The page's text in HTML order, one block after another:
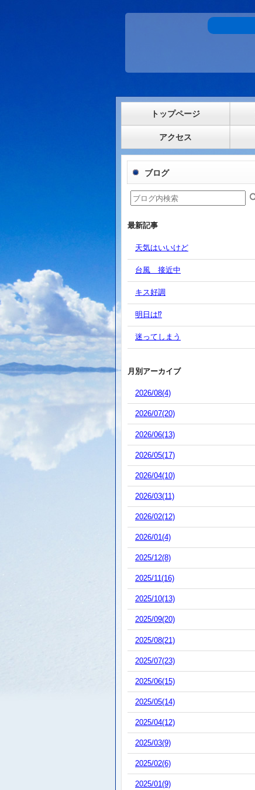
トップページ
アクセス
ブログ
最新記事
天気はいいけど
台風 接近中
キス好調
明日は⁉️
迷ってしまう
月別アーカイブ
2026/08(4)
2026/07(20)
2026/06(13)
2026/05(17)
2026/04(10)
2026/03(11)
2026/02(12)
2026/01(4)
2025/12(8)
2025/11(16)
2025/10(13)
2025/09(20)
2025/08(21)
2025/07(23)
2025/06(15)
2025/05(14)
2025/04(12)
2025/03(9)
2025/02(6)
2025/01(9)